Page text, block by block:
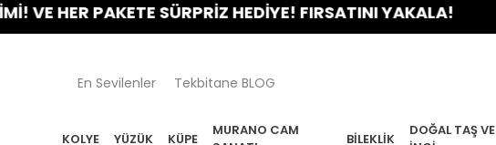
HER PAKETE SÜRPRİZ HEDİYE! FIRSATINI YAKALA!
En Sevilenler Tekbitane BLOG
KOLYE YÜZÜK KÜPE
MURANO CAM
BILEKLIK
DOĞAL TAŞ VE